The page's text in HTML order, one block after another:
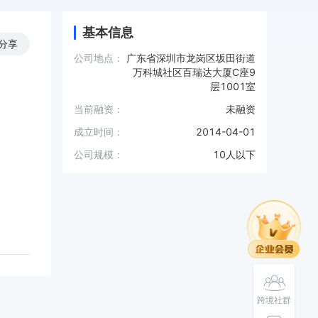
享
基本信息
公司地点：
广东省深圳市龙岗区坂田街道
万科城社区百瑞达大厦C座9
层1001室
当前融资：
未融资
成立时间：
2014-04-01
公司规模：
10人以下
跨境社群